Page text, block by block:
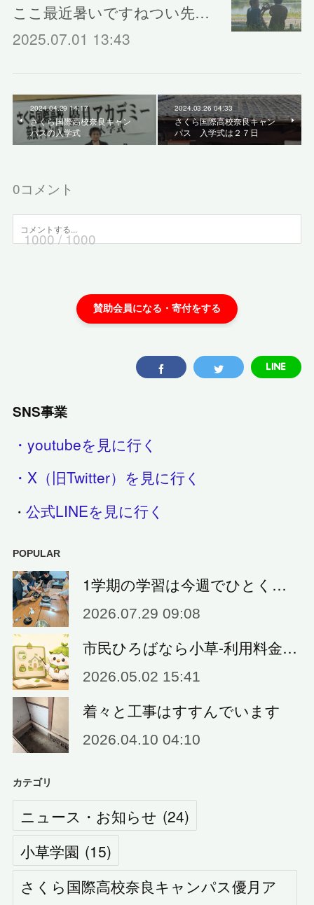
ここ最近暑いですねつい先…
2025.07.01 13:43
2024.04.29 14:17
さくら国際高校奈良キャン
パスの入学式
2024.03.26 04:33
さくら国際高校奈良キャン
パス 入学式は２７日
0コメント
1000/ 1000
SNS事業
・youtubeを見に行く
・X（旧Twitter）を見に行く
・公式LINEを見に行く
POPULAR
1学期の学習は今週でひとく…
2026.07.29 09:08
市民ひろばなら小草‐利用料金…
2026.05.02 15:41
着々と工事はすすんでいます
2026.04.10 04:10
カテゴリ
ニュース・お知らせ (24)
小草学園 (15)
さくら国際高校奈良キャンパス優月ア